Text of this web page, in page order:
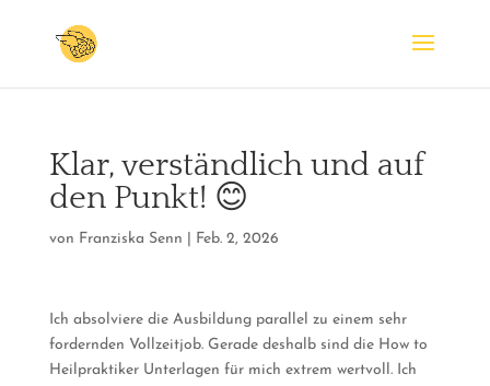
Klar, verständlich und auf
den Punkt! 😊
von Franziska Senn Feb. 2, 2026
Ich absolviere die Ausbildung parallel zu einem sehr
fordernden Vollzeitjob. Gerade deshalb sind die How to
Heilpraktiker Unterlagen für mich extrem wertvoll. Ich